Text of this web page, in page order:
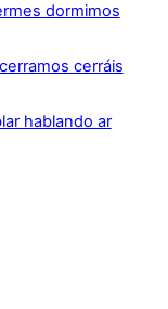
dormimos
cerráis
hablando ar